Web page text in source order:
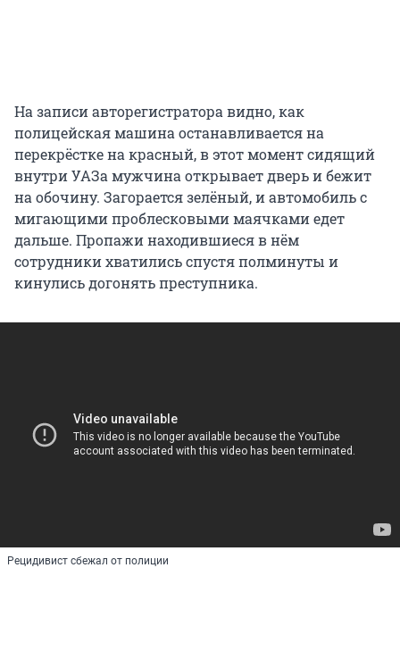
На записи авторегистратора видно, как
полицейская машина останавливается на
перекрёстке на красный, в этот момент сидящий
внутри УАЗа мужчина открывает дверь и бежит
на обочину. Загорается зелёный, и автомобиль с
мигающими проблесковыми маячками едет
дальше. Пропажи находившиеся в нём
сотрудники хватились спустя полминуты и
кинулись догонять преступника.
Рецидивист сбежал от полиции